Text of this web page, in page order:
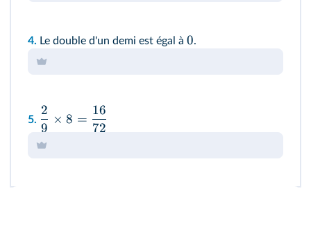
4. Le double d'un demi est égal à 0.
5.
9
2
× 8 =
72
16